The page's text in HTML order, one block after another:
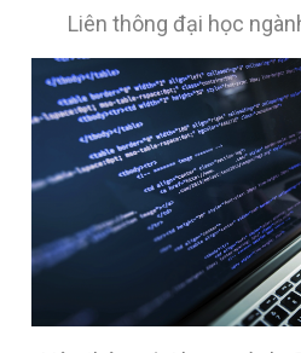
Liên thông đại học